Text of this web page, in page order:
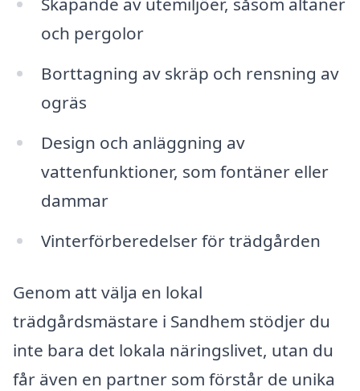
och pergolor
Borttagning av skräp och rensning av
ogräs
Design och anläggning av
vattenfunktioner, som fontäner eller
dammar
Vinterförberedelser för trädgården
Genom att välja en lokal
trädgårdsmästare i Sandhem stödjer du
inte bara det lokala näringslivet, utan du
får även en partner som förstår de unika